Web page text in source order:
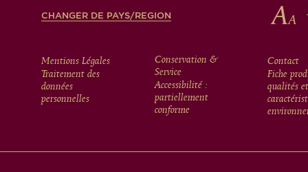
CHANGER DE PAYS/REGION
FOOTER
MENU
Mentions Légales
Traitement des
données
personnelles
Conservation &
Service
Accessibilité :
partiellement
conforme
Contact
Fiche
qualités et